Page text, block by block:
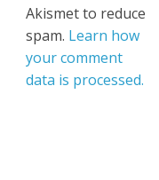
Akismet to reduce
spam. Learn how
your comment
data is processed.